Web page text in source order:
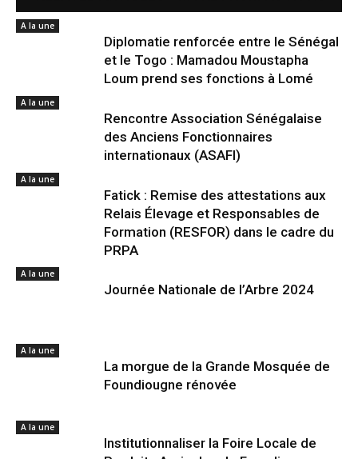
A la une
Diplomatie renforcée entre le Sénégal
et le Togo : Mamadou Moustapha
Loum prend ses fonctions à Lomé
A la une
Rencontre Association Sénégalaise
des Anciens Fonctionnaires
internationaux (ASAFI)
A la une
Fatick : Remise des attestations aux
Relais Élevage et Responsables de
Formation (RESFOR) dans le cadre du
PRPA
A la une
Journée Nationale de l’Arbre 2024
A la une
La morgue de la Grande Mosquée de
Foundiougne rénovée
A la une
Institutionnaliser la Foire Locale de